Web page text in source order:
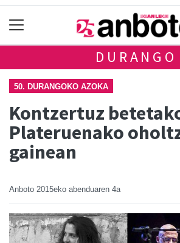
DURANGO
50. DURANGOKO AZOKA
Kontzertuz
Plateruenako
gainean
Anboto 2015eko abenduaren 4a